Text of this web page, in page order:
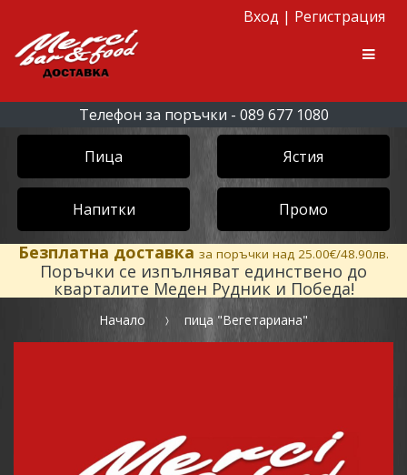
Вход | Регистрация
Skip to navigation
Skip to content
Телефон за поръчки - 089 677 1080
Пица Ястия
Напитки Промо
Безплатна доставка за поръчки над 25.00€/48.90лв.
Поръчки се изпълняват единствено до
кварталите Меден Рудник и Победа!
Начало пица "Вегетариана"